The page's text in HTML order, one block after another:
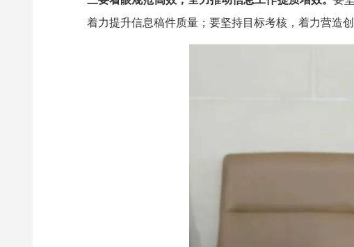
着力提升信息稿件质量；要坚持目标考核，着力营造创